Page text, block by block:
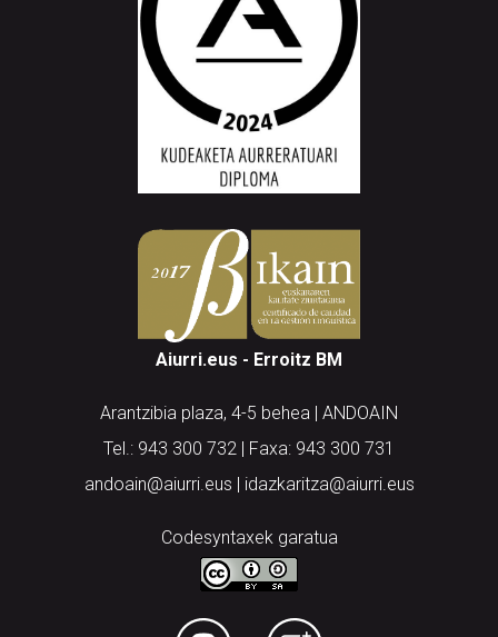
Aiurri.eus - Erroitz BM
Arantzibia plaza, 4-5 behea | ANDOAIN
Tel.: 943 300 732 | Faxa: 943 300 731
andoain@aiurri.eus | idazkaritza@aiurri.eus
Codesyntaxek garatua